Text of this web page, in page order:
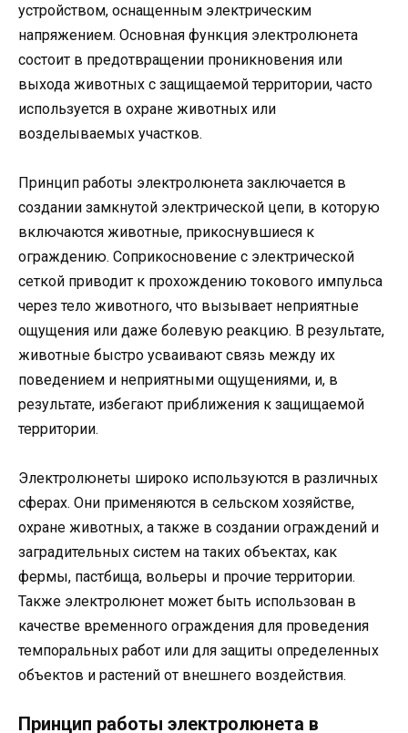
устройством, оснащенным электрическим
напряжением. Основная функция электролюнета
состоит в предотвращении проникновения или
выхода животных с защищаемой территории, часто
используется в охране животных или
возделываемых участков.
Принцип работы электролюнета заключается в
создании замкнутой электрической цепи, в которую
включаются животные, прикоснувшиеся к
ограждению. Соприкосновение с электрической
сеткой приводит к прохождению токового импульса
через тело животного, что вызывает неприятные
ощущения или даже болевую реакцию. В результате,
животные быстро усваивают связь между их
поведением и неприятными ощущениями, и, в
результате, избегают приближения к защищаемой
территории.
Электролюнеты широко используются в различных
сферах. Они применяются в сельском хозяйстве,
охране животных, а также в создании ограждений и
заградительных систем на таких объектах, как
фермы, пастбища, вольеры и прочие территории.
Также электролюнет может быть использован в
качестве временного ограждения для проведения
темпоральных работ или для защиты определенных
объектов и растений от внешнего воздействия.
Принцип работы электролюнета в